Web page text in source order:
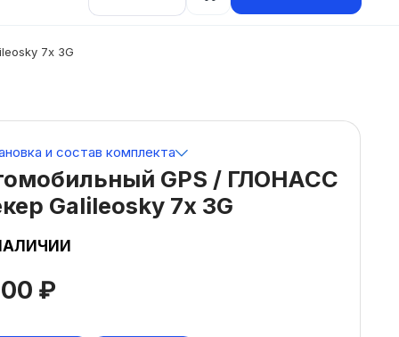
7х 3G
GPS / ГЛОНАСС
Galileosky 7х 3G
₽
и состав комплекта